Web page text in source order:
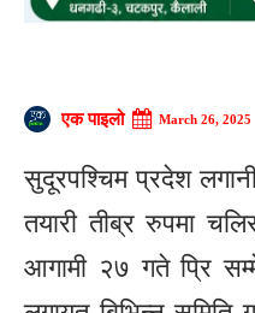
एक पाइलो March 26, 2025
सुदूरपश्चिम प्रदेश
तयारी तीब्र रुपमा
आगामी २७ गते प्रि